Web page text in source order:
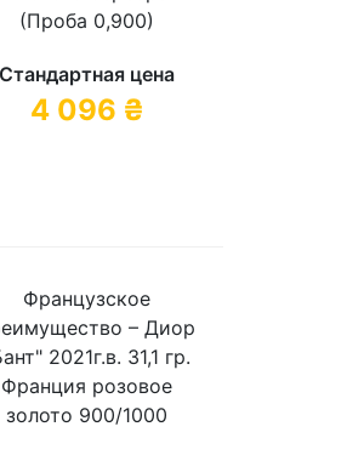
(Проба 0,900)
Стандартная цена
4 096 ₴
Французское
– Диор
2021г.в. 31,1 гр.
Франция розовое
золото 900/1000